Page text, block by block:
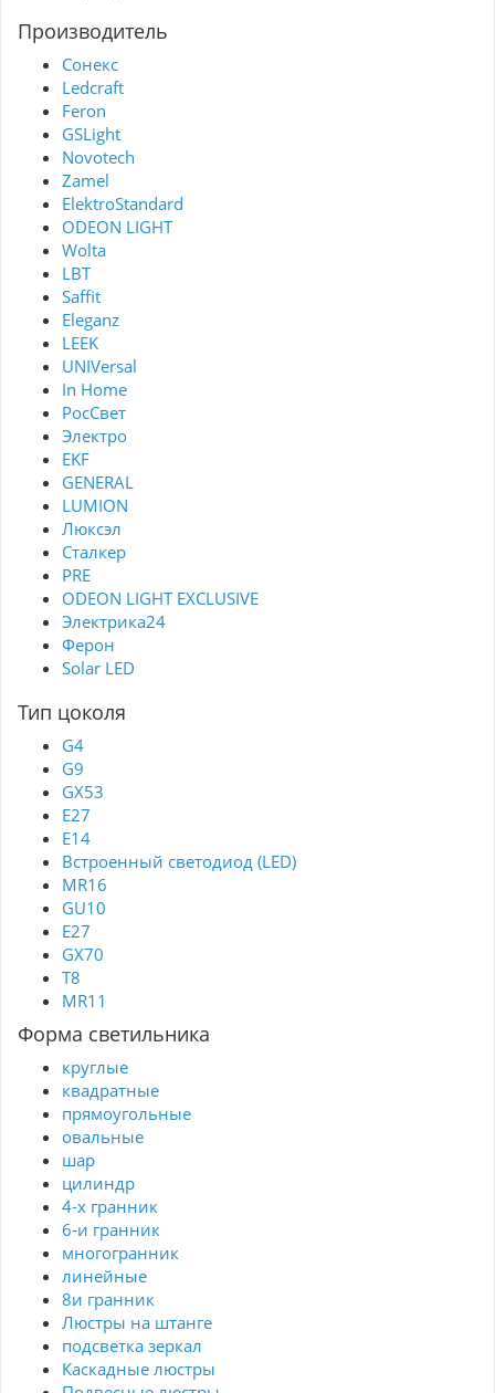
Производитель
Сонекс
Ledcraft
Feron
GSLight
Novotech
Zamel
ElektroStandard
ODEON LIGHT
Wolta
LBT
Saffit
Eleganz
LEEK
UNIVersal
In Home
РосСвет
Электро
EKF
GENERAL
LUMION
Люксэл
Сталкер
PRE
ODEON LIGHT EXCLUSIVE
Электрика24
Ферон
Solar LED
Тип цоколя
G4
G9
GX53
Е27
E14
Встроенный светодиод (LED)
MR16
GU10
E27
GX70
T8
MR11
Форма светильника
круглые
квадратные
прямоугольные
овальные
шар
цилиндр
4-х гранник
6-и гранник
многогранник
линейные
8и гранник
Люстры на штанге
подсветка зеркал
Каскадные люстры